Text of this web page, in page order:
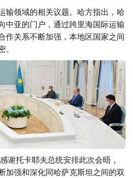
输领域的相关议题。哈方指出，哈
中亚的门户，通过跨里海国际运输
作关系不断加强，本地区国家之间
谢托卡耶夫总统安排此次会晤，
加强和深化同哈萨克斯坦之间的双